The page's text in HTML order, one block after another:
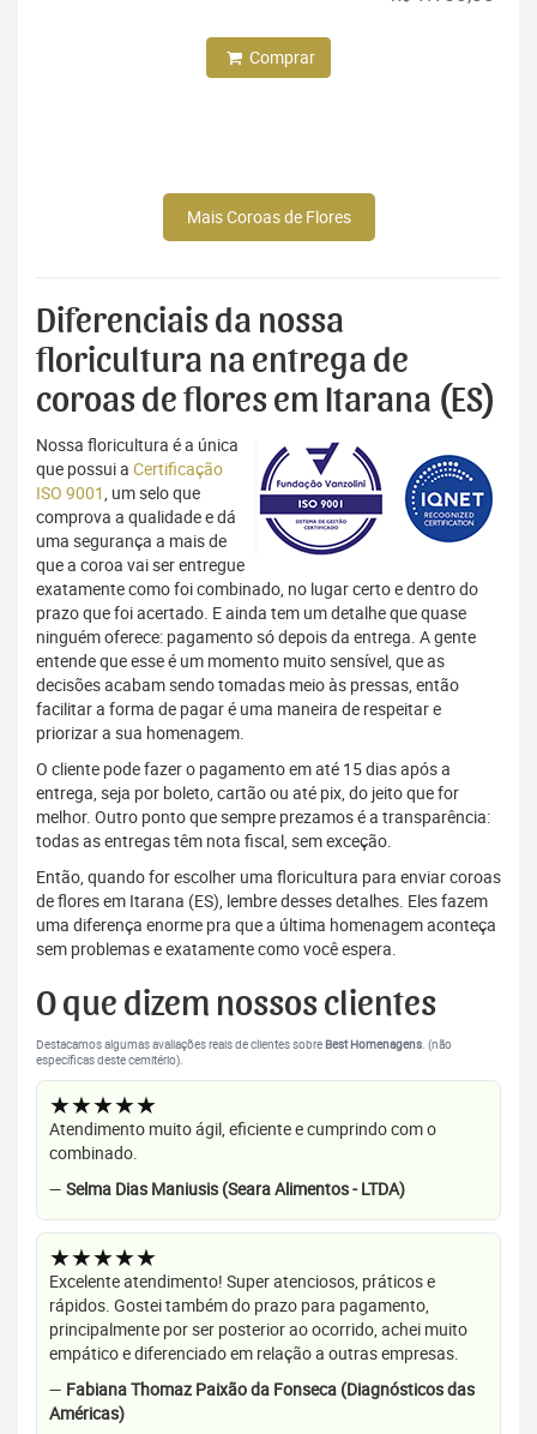
Comprar
Mais Coroas de Flores
Diferenciais da nossa
floricultura na entrega de
coroas de flores em Itarana (ES)
Nossa floricultura é a única
que possui a Certificação
ISO 9001, um selo que
comprova a qualidade e dá
uma segurança a mais de
que a coroa vai ser entregue
exatamente como foi combinado, no lugar certo e dentro do
prazo que foi acertado. E ainda tem um detalhe que quase
ninguém oferece: pagamento só depois da entrega. A gente
entende que esse é um momento muito sensível, que as
decisões acabam sendo tomadas meio às pressas, então
facilitar a forma de pagar é uma maneira de respeitar e
priorizar a sua homenagem.
O cliente pode fazer o pagamento em até 15 dias após a
entrega, seja por boleto, cartão ou até pix, do jeito que for
melhor. Outro ponto que sempre prezamos é a transparência:
todas as entregas têm nota fiscal, sem exceção.
Então, quando for escolher uma floricultura para enviar coroas
de flores em Itarana (ES), lembre desses detalhes. Eles fazem
uma diferença enorme pra que a última homenagem aconteça
sem problemas e exatamente como você espera.
O que dizem nossos clientes
Destacamos algumas avaliações reais de clientes sobre Best Homenagens. (não
específicas deste cemitério).
★★★★★
Atendimento muito ágil, eficiente e cumprindo com o
combinado.
— Selma Dias Maniusis (Seara Alimentos - LTDA)
★★★★★
Excelente atendimento! Super atenciosos, práticos e
rápidos. Gostei também do prazo para pagamento,
principalmente por ser posterior ao ocorrido, achei muito
empático e diferenciado em relação a outras empresas.
— Fabiana Thomaz Paixão da Fonseca (Diagnósticos das
Américas)